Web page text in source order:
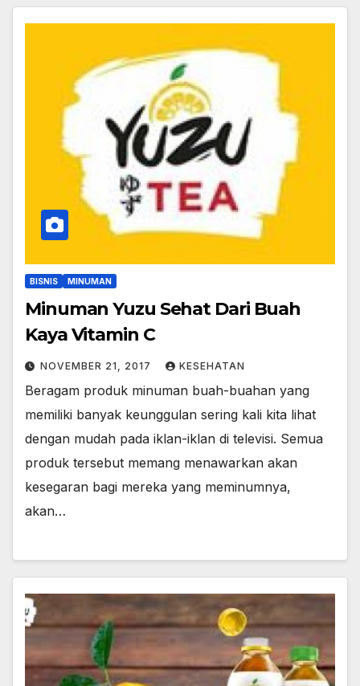
BISNIS MINUMAN
Minuman Yuzu Sehat Dari Buah
Kaya Vitamin C
NOVEMBER 21, 2017 KESEHATAN
Beragam produk minuman buah-buahan yang
memiliki banyak keunggulan sering kali kita lihat
dengan mudah pada iklan-iklan di televisi. Semua
produk tersebut memang menawarkan akan
kesegaran bagi mereka yang meminumnya,
akan…